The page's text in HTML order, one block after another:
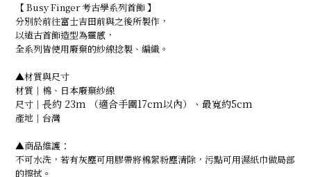
【 Busy Finger 考古學系列首飾 】
分別於前往富士吉田前與之後所製作，
以遠古首飾造型為靈感，
全系列皆使用廢棄的紗線捻製、編織。
▲材質與尺寸
材質｜棉、日本廢棄紗線
尺寸｜ 長約 23m （適合手圍17cm以內）、最寬約5cm
產地｜台灣
▲商品維護：
不可水洗，若有灰塵可用膠帶將棉絮粉塵清除，污點可用濕紙巾做局部
的擦拭。